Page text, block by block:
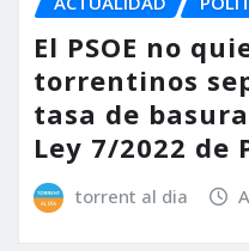
El PSOE no
torrentinos
tasa de
Ley 7/2022 de
torrent al dia